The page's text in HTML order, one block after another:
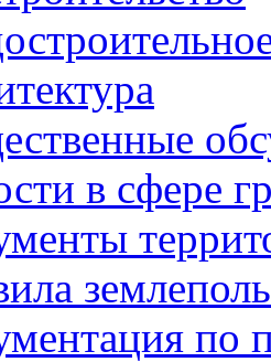
в сфере
по